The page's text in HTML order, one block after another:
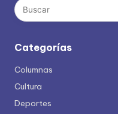
Categorías
Columnas
Cultura
Deportes